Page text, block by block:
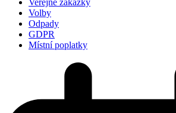
Veřejné zakázky
Volby
Odpady
GDPR
Místní poplatky